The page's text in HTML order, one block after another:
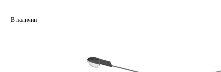
В наличии